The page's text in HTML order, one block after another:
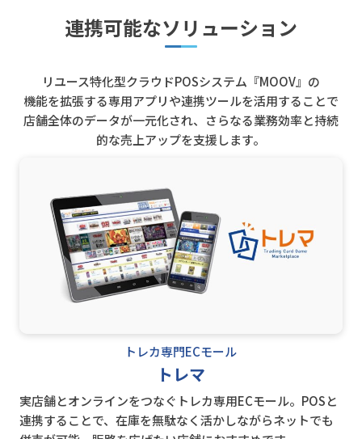
連携可能なソリューション
リユース特化型クラウドPOSシステム『MOOV』の
機能を拡張する専用アプリや連携ツールを活用することで
店舗全体のデータが一元化され、さらなる業務効率と持続
的な売上アップを支援します。
トレカ専門ECモール
トレマ
実店舗とオンラインをつなぐトレカ専用ECモール。POSと
連携することで、在庫を無駄なく活かしながらネットでも